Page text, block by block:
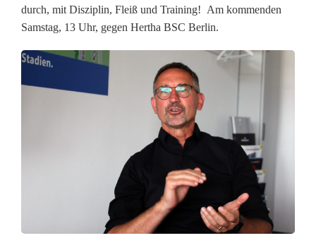
durch, mit Disziplin, Fleiß und Training! Am kommenden
Samstag, 13 Uhr, gegen Hertha BSC Berlin.